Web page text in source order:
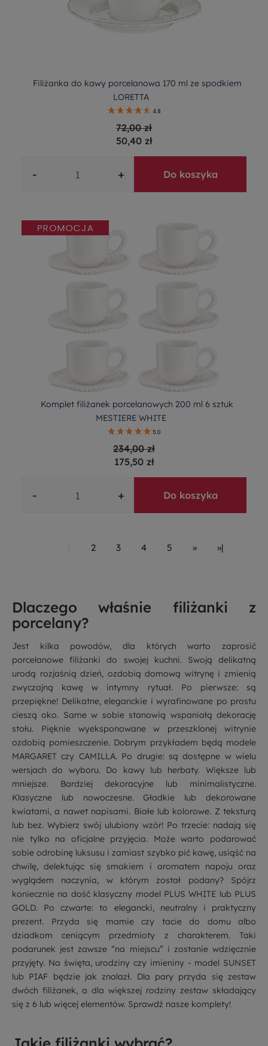
Filiżanka do kawy porcelanowa 170 ml ze spodkiem
LORETTA
4.8
72,00 zł
50,40 zł
- + Do koszyka
Komplet filiżanek porcelanowych 200 ml 6 sztuk
MESTIERE WHITE
5.0
234,00 zł
175,50 zł
- + Do koszyka
2 3 4 5 » »|
Dlaczego właśnie filiżanki z
porcelany?
Jest kilka powodów, dla których warto zaprosić
porcelanowe filiżanki do swojej kuchni. Swoją delikatną
urodą rozjaśnią dzień, ozdobią domową witrynę i zmienią
zwyczajną kawę w intymny rytuał. Po pierwsze: są
przepiękne! Delikatne, eleganckie i wyrafinowane po prostu
cieszą oko. Same w sobie stanowią wspaniałą dekorację
stołu. Pięknie wyeksponowane w przeszklonej witrynie
ozdobią pomieszczenie. Dobrym przykładem będą modele
MARGARET czy CAMILLA. Po drugie: są dostępne w wielu
wersjach do wyboru. Do kawy lub herbaty. Większe lub
mniejsze. Bardziej dekoracyjne lub minimalistyczne.
Klasyczne lub nowoczesne. Gładkie lub dekorowane
kwiatami, a nawet napisami. Białe lub kolorowe. Z teksturą
lub bez. Wybierz swój ulubiony wzór! Po trzecie: nadają się
nie tylko na oficjalne przyjęcia. Może warto podarować
sobie odrobinę luksusu i zamiast szybko pić kawę, usiąść na
chwilę, delektując się smakiem i aromatem napoju oraz
wyglądem naczynia, w którym został podany? Spójrz
koniecznie na dość klasyczny model PLUS WHITE lub PLUS
GOLD. Po czwarte: to elegancki, neutralny i praktyczny
prezent. Przyda się mamie czy tacie do domu albo
dziadkom ceniącym przedmioty z charakterem. Taki
podarunek jest zawsze “na miejscu” i zostanie wdzięcznie
przyjęty. Na święta, urodziny czy imieniny - model SUNSET
lub PIAF będzie jak znalazł. Dla pary przyda się zestaw
dwóch filiżanek, a dla większej rodziny zestaw składający
się z 6 lub więcej elementów. Sprawdź nasze komplety!